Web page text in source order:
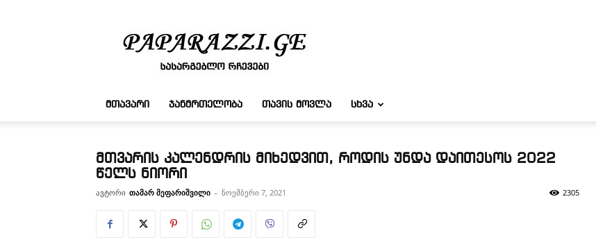
რჩევები
ᲛᲗᲐᲕᲐᲠᲘ ᲯᲐᲜᲛᲠᲗᲔᲚᲝᲑᲐ ᲗᲐᲕᲘᲡ ᲛᲝᲕᲚᲐ ᲡᲮᲕᲐ
მთვარის კალენდრის მიხედვით, როდის უნდა დაითესოს 2022
წელს ნიორი
ავტორი თამარ მეფარიშვილი - ნოემბერი 7, 2021 2305